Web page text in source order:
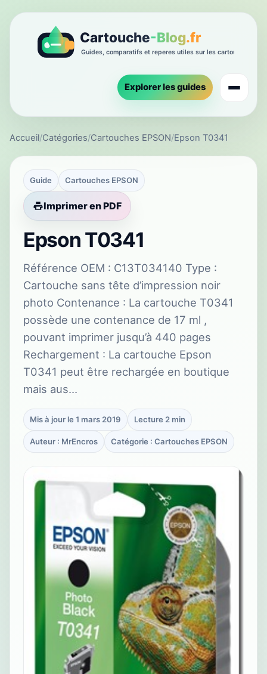
Explorer les guides
Accueil/Catégories/Cartouches EPSON/Epson T0341
Guide Cartouches EPSON
Imprimer en PDF
Epson T0341
Référence OEM : C13T034140 Type :
Cartouche sans tête d’impression noir
photo Contenance : La cartouche T0341
possède une contenance de 17 ml ,
pouvant imprimer jusqu’à 440 pages
Rechargement : La cartouche Epson
T0341 peut être rechargée en boutique
mais aus…
Mis à jour le 1 mars 2019 Lecture 2 min
Auteur : MrEncros Catégorie : Cartouches EPSON